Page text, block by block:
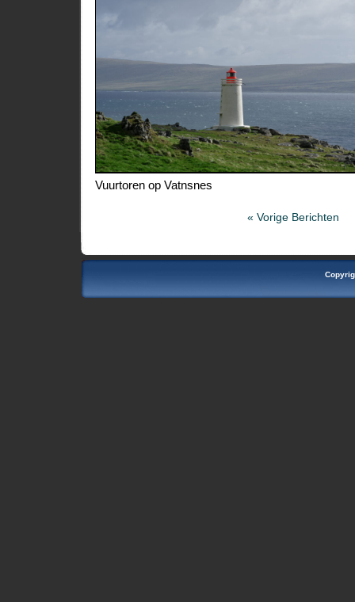
Vuurtoren op Vatnsnes
« Vorige Berichten